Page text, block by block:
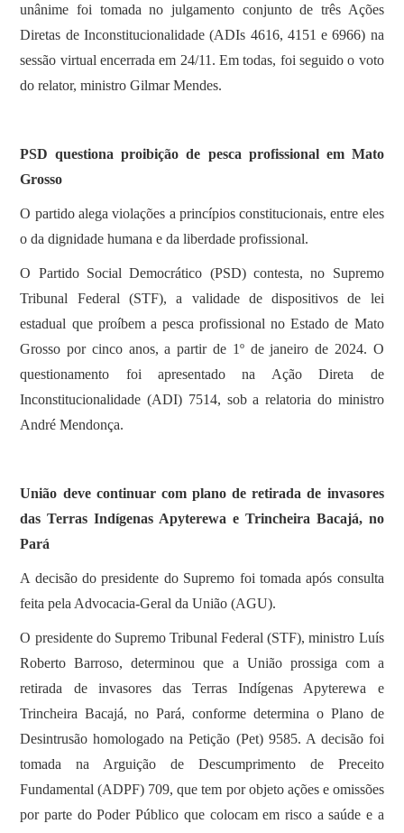
unânime foi tomada no julgamento conjunto de três Ações
Diretas de Inconstitucionalidade (ADIs 4616, 4151 e 6966) na
sessão virtual encerrada em 24/11. Em todas, foi seguido o voto
do relator, ministro Gilmar Mendes.
PSD questiona proibição de pesca profissional em Mato
Grosso
O partido alega violações a princípios constitucionais, entre eles
o da dignidade humana e da liberdade profissional.
O Partido Social Democrático (PSD) contesta, no Supremo
Tribunal Federal (STF), a validade de dispositivos de lei
estadual que proíbem a pesca profissional no Estado de Mato
Grosso por cinco anos, a partir de 1º de janeiro de 2024. O
questionamento foi apresentado na Ação Direta de
Inconstitucionalidade (ADI) 7514, sob a relatoria do ministro
André Mendonça.
União deve continuar com plano de retirada de invasores
das Terras Indígenas Apyterewa e Trincheira Bacajá, no
Pará
A decisão do presidente do Supremo foi tomada após consulta
feita pela Advocacia-Geral da União (AGU).
O presidente do Supremo Tribunal Federal (STF), ministro Luís
Roberto Barroso, determinou que a União prossiga com a
retirada de invasores das Terras Indígenas Apyterewa e
Trincheira Bacajá, no Pará, conforme determina o Plano de
Desintrusão homologado na Petição (Pet) 9585. A decisão foi
tomada na Arguição de Descumprimento de Preceito
Fundamental (ADPF) 709, que tem por objeto ações e omissões
por parte do Poder Público que colocam em risco a saúde e a